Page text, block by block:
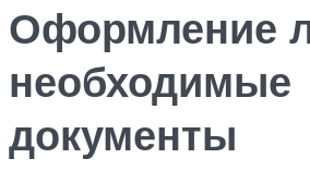
Оформление
необходимые
документы